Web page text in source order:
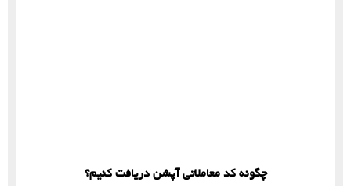
چگونه کد معاملاتی آپشن دریافت کنیم؟